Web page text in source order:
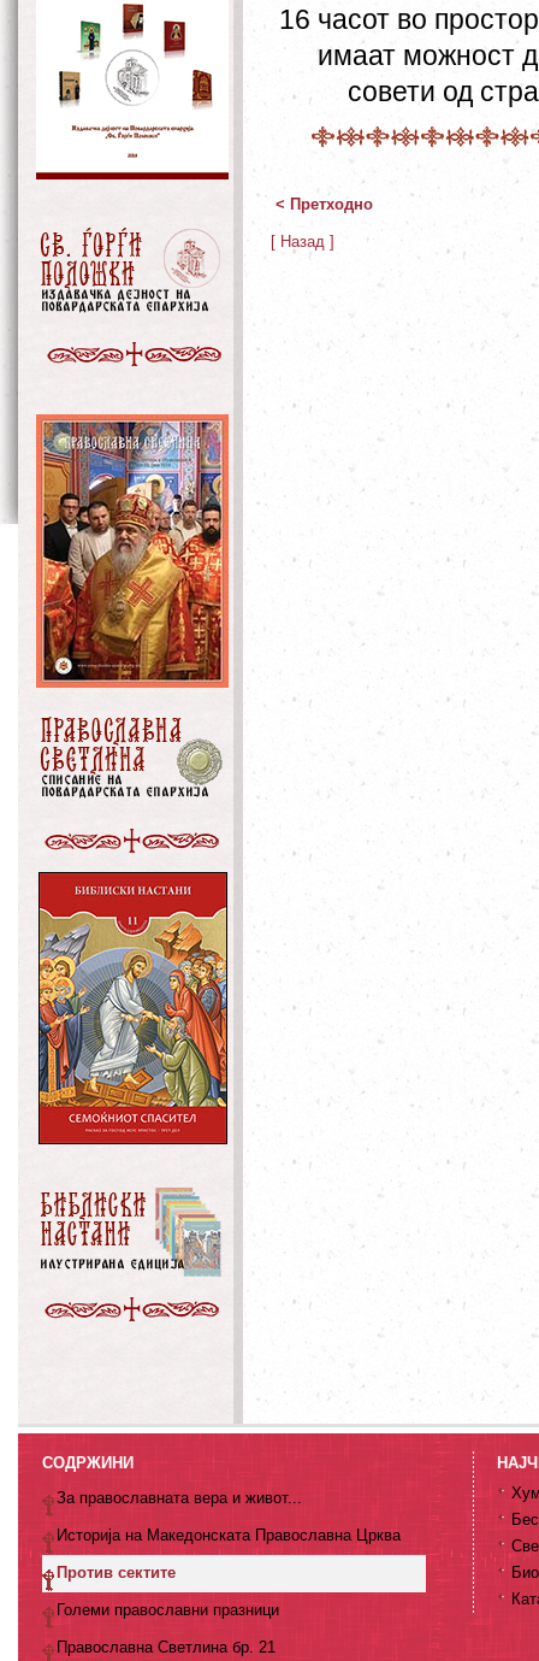
16 часот во
имаат можност
совети од
< Претходно
[ Назад ]
СОДРЖИНИ
За православната вера и живот...
Историја на Македонската Православна Црква
Против сектите
Големи православни празници
Православна Светлина бр. 21